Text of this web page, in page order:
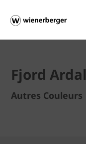
Fjord Ardal
Autres Couleurs